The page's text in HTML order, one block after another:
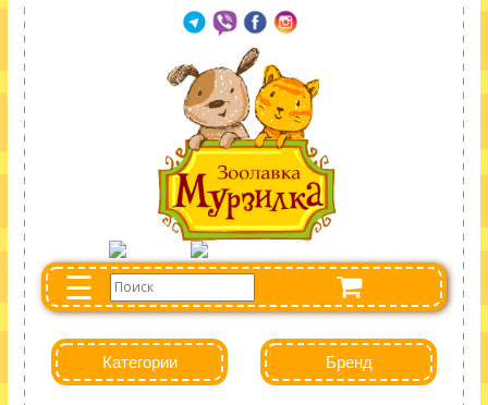
☰
Категории Бренд